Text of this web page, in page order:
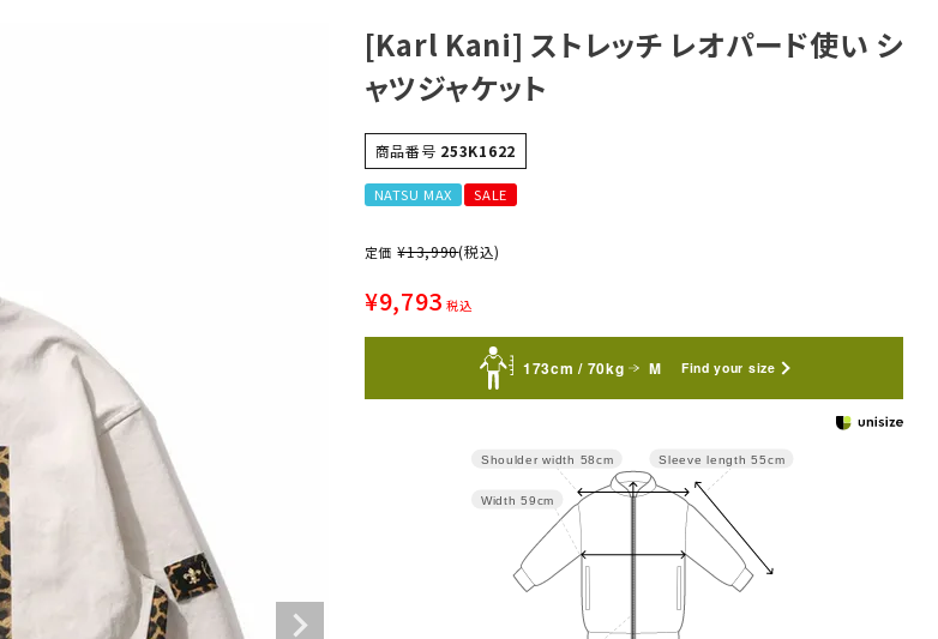
[Karl Kani] ストレッチ レオパード使い シ
ャツジャケット
商品番号 253K1622
NATSU MAX SALE
定価 ¥13,990(税込)
¥9,793 税込
173cm / 70kg M Find your size
Sleeve length 55cm
Width 59cm
Shoulder width 58cm